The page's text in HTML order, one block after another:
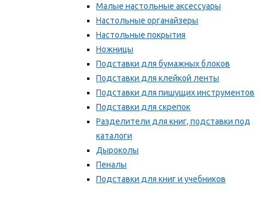
Малые настольные аксессуары
Настольные органайзеры
Настольные покрытия
Ножницы
Подставки для бумажных блоков
Подставки для клейкой ленты
Подставки для пишущих инструментов
Подставки для скрепок
Разделители для книг, подставки под
каталоги
Дыроколы
Пеналы
Подставки для книг и учебников